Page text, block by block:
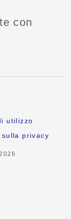
con
utilizzo
privacy